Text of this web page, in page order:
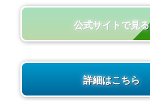
公式サイトで見る
詳細はこちら